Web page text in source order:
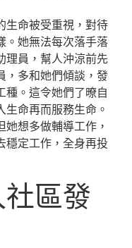
生命被受重視，對待
。她無法每次落手落
理員，幫人沖涼前先
，多和她們傾談，發
種。這令她們了暸自
生命再而服務生命。
想多做輔導工作，
穩定工作，全身再投
區發